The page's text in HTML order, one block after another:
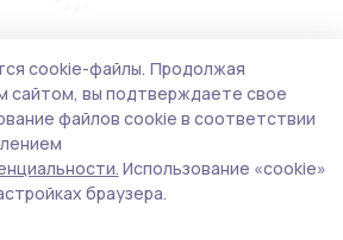
cookie-файлы. Продолжая
сайтом, вы подтверждаете свое
файлов cookie в соответствии
Использование «cookie»
браузера.